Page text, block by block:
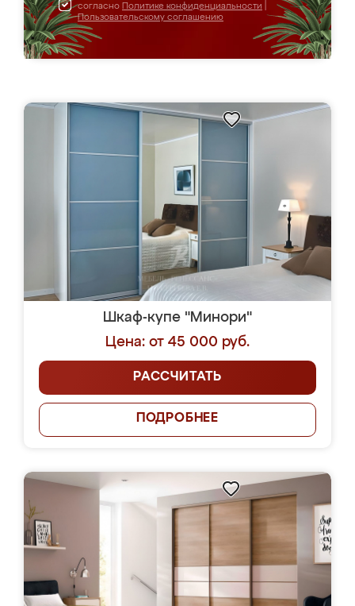
согласно Политике конфиденциальности
Пользовательскому соглашению
Шкаф-купе "Минори"
Цена: от 45 000 руб.
РАССЧИТАТЬ
ПОДРОБНЕЕ